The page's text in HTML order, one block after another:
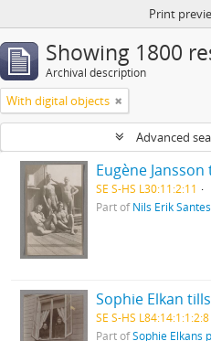
Print
Showing 1800
Archival description
With digital objects
Advanced
SE S-HS L30:11:2:11
Part ofNils Erik
SE S-HS L84:14:1:1:2:8
Part ofSophie Elkans